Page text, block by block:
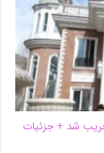
شد + جزئیات